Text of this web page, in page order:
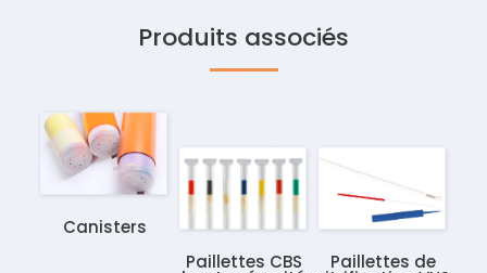
Produits associés
Canisters
Paillettes CBS
Paillettes de